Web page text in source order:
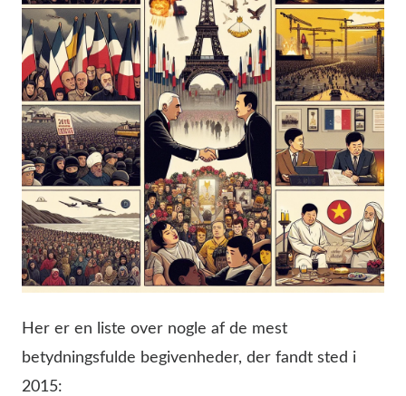
Her er en liste over nogle af de mest
betydningsfulde begivenheder, der fandt sted i
2015: